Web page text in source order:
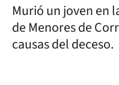
Murió un joven en
de Menores de
causas del deceso.